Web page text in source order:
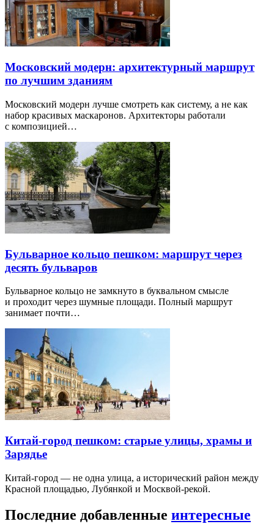
Московский модерн: архитектурный маршрут
по лучшим зданиям
Московский модерн лучше смотреть как систему, а не как
набор красивых маскаронов. Архитекторы работали
с композицией…
Бульварное кольцо пешком: маршрут через
десять бульваров
Бульварное кольцо не замкнуто в буквальном смысле
и проходит через шумные площади. Полный маршрут
занимает почти…
Китай-город пешком: старые улицы, храмы и
Зарядье
Китай-город — не одна улица, а исторический район между
Красной площадью, Лубянкой и Москвой-рекой.
Последние добавленные интересные